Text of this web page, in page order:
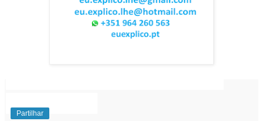
EnsinoSuperior
Partilhar